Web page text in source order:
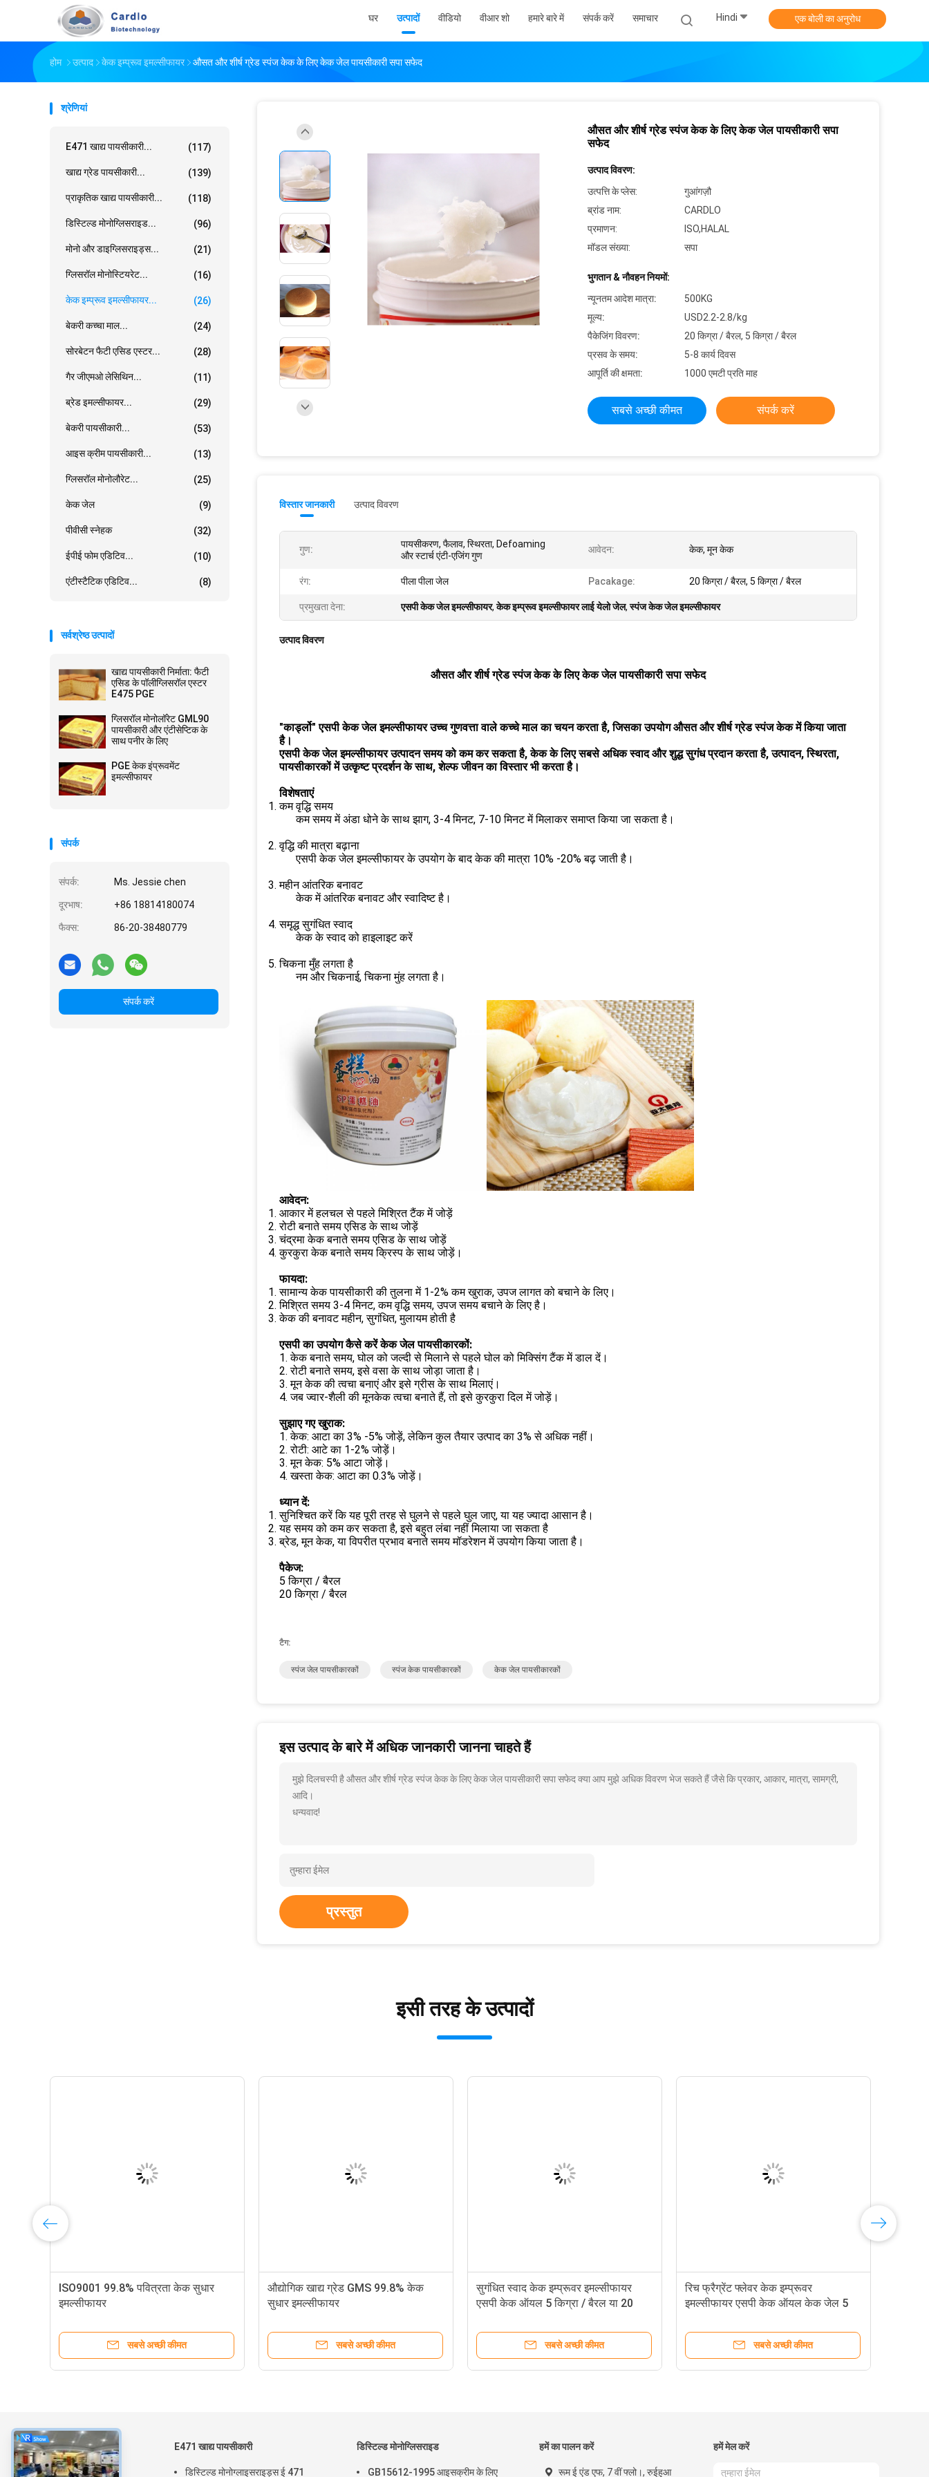
घर उत्पादों वीडियो वीआर शो हमारे बारे में संपर्क करें समाचार Hindi एक बोली का अनुरोध
होम उत्पाद केक इम्प्रूव इमल्सीफायर औसत और शीर्ष ग्रेड स्पंज केक के लिए केक जेल पायसीकारी सपा सफेद
श्रेणियां
E471 खाद्य पायसीकारी... (117)
खाद्य ग्रेड पायसीकारी... (139)
प्राकृतिक खाद्य पायसीकारी... (118)
डिस्टिल्ड मोनोग्लिसराइड... (96)
मोनो और डाइग्लिसराइड्स... (21)
ग्लिसरॉल मोनोस्टियरेट... (16)
केक इम्प्रूव इमल्सीफायर... (26)
बेकरी कच्चा माल... (24)
सोरबेटन फैटी एसिड एस्टर... (28)
गैर जीएमओ लेसिथिन... (11)
ब्रेड इमल्सीफायर... (29)
बेकरी पायसीकारी... (53)
आइस क्रीम पायसीकारी... (13)
ग्लिसरॉल मोनोलौरेट... (25)
केक जेल (9)
पीवीसी स्नेहक (32)
ईपीई फोम एडिटिव... (10)
एंटीस्टैटिक एडिटिव... (8)
सर्वश्रेष्ठ उत्पादों
खाद्य पायसीकारी निर्माता: फैटी
एसिड के पॉलीग्लिसरॉल एस्टर
E475 PGE
ग्लिसरॉल मोनोलॉरेट GML90
पायसीकारी और एंटीसेप्टिक के
साथ पनीर के लिए
PGE केक इंप्रूवमेंट
इमल्सीफायर
संपर्क
संपर्क: Ms. Jessie chen
दूरभाष: +86 18814180074
फैक्स: 86-20-38480779
संपर्क करें
औसत और शीर्ष ग्रेड स्पंज केक के लिए केक जेल पायसीकारी सपा
सफेद
उत्पाद विवरण:
उत्पत्ति के प्लेस:
गुआंगज़ौ
ब्रांड नाम:
CARDLO
प्रमाणन:
ISO,HALAL
मॉडल संख्या:
सपा
भुगतान & नौवहन नियमों:
न्यूनतम आदेश मात्रा:
500KG
मूल्य:
USD2.2-2.8/kg
पैकेजिंग विवरण:
20 किग्रा / बैरल, 5 किग्रा / बैरल
प्रसव के समय:
5-8 कार्य दिवस
आपूर्ति की क्षमता:
1000 एमटी प्रति माह
सबसे अच्छी कीमत संपर्क करें
विस्तार जानकारी उत्पाद विवरण
गुण:
पायसीकरण, फैलाव, स्थिरता, Defoaming
और स्टार्च एंटी-एजिंग गुण
आवेदन: केक, मून केक
रंग: पीला पीला जेल Pacakage: 20 किग्रा / बैरल, 5 किग्रा / बैरल
प्रमुखता देना: एसपी केक जेल इमल्सीफायर,केक इम्प्रूव इमल्सीफायर लाई येलो जेल,स्पंज केक जेल इमल्सीफायर
उत्पाद विवरण
औसत और शीर्ष ग्रेड स्पंज केक के लिए केक जेल पायसीकारी सपा सफेद
"कार्ड्लो" एसपी केक जेल इमल्सीफायर उच्च गुणवत्ता वाले कच्चे माल का चयन करता है, जिसका उपयोग औसत और शीर्ष ग्रेड स्पंज केक में किया जाता
है।
एसपी केक जेल इमल्सीफायर उत्पादन समय को कम कर सकता है, केक के लिए सबसे अधिक स्वाद और शुद्ध सुगंध प्रदान करता है, उत्पादन, स्थिरता,
पायसीकारकों में उत्कृष्ट प्रदर्शन के साथ, शेल्फ जीवन का विस्तार भी करता है।
विशेषताएं
कम वृद्धि समय
कम समय में अंडा धोने के साथ झाग, 3-4 मिनट, 7-10 मिनट में मिलाकर समाप्त किया जा सकता है।
वृद्धि की मात्रा बढ़ाना
एसपी केक जेल इमल्सीफायर के उपयोग के बाद केक की मात्रा 10% -20% बढ़ जाती है।
महीन आंतरिक बनावट
केक में आंतरिक बनावट और स्वादिष्ट है।
समृद्ध सुगंधित स्वाद
केक के स्वाद को हाइलाइट करें
चिकना मुँह लगता है
नम और चिकनाई, चिकना मुंह लगता है।
आवेदन:
आकार में हलचल से पहले मिश्रित टैंक में जोड़ें
रोटी बनाते समय एसिड के साथ जोड़ें
चंद्रमा केक बनाते समय एसिड के साथ जोड़ें
कुरकुरा केक बनाते समय क्रिस्प के साथ जोड़ें।
फायदा:
सामान्य केक पायसीकारी की तुलना में 1-2% कम खुराक, उपज लागत को बचाने के लिए।
मिश्रित समय 3-4 मिनट, कम वृद्धि समय, उपज समय बचाने के लिए है।
केक की बनावट महीन, सुगंधित, मुलायम होती है
एसपी का उपयोग कैसे करेंकेक जेल पायसीकारकों:
1. केक बनाते समय, घोल को जल्दी से मिलाने से पहले घोल को मिक्सिंग टैंक में डाल दें।
2. रोटी बनाते समय, इसे वसा के साथ जोड़ा जाता है।
3. मून केक की त्वचा बनाएं और इसे ग्रीस के साथ मिलाएं।
4. जब ज्वार-शैली की मूनकेक त्वचा बनाते हैं, तो इसे कुरकुरा दिल में जोड़ें।
सुझाए गए खुराक:
1. केक: आटा का 3% -5% जोड़ें, लेकिन कुल तैयार उत्पाद का 3% से अधिक नहीं।
2. रोटी: आटे का 1-2% जोड़ें।
3. मून केक: 5% आटा जोड़ें।
4. खस्ता केक: आटा का 0.3% जोड़ें।
ध्यान दें:
सुनिश्चित करें कि यह पूरी तरह से घुलने से पहले घुल जाए, या यह ज्यादा आसान है।
यह समय को कम कर सकता है, इसे बहुत लंबा नहीं मिलाया जा सकता है
ब्रेड, मून केक, या विपरीत प्रभाव बनाते समय मॉडरेशन में उपयोग किया जाता है।
पैकेज:
5 किग्रा / बैरल
20 किग्रा / बैरल
टैग:
स्पंज जेल पायसीकारकों स्पंज केक पायसीकारकों केक जेल पायसीकारकों
इस उत्पाद के बारे में अधिक जानकारी जानना चाहते हैं
मुझे दिलचस्पी है औसत और शीर्ष ग्रेड स्पंज केक के लिए केक जेल पायसीकारी सपा सफेद क्या आप मुझे अधिक विवरण भेज सकते हैं जैसे कि प्रकार, आकार, मात्रा, सामग्री,
आदि।
धन्यवाद!
प्रस्तुत
इसी तरह के उत्पादों
ग्लाइसेरिल स्टीयरेट ई 471 जीएमएस केक
इम्प्रूव इमल्सीफायर
सबसे अच्छी कीमत
ISO9001 99.8% पवित्रता केक सुधार
इमल्सीफायर
सबसे अच्छी कीमत
औद्योगिक खाद्य ग्रेड GMS 99.8% केक
सुधार इमल्सीफायर
सबसे अच्छी कीमत
सुगंधित स्वाद केक इम्प्रूवर इमल्सीफायर
एसपी केक ऑयल 5 किग्रा / बैरल या 20
सबसे अच्छी कीमत
के बारे में
घर
E471 खाद्य पायसीकारी
डिस्टिल्ड मोनोग्लाइसराइड्स ई 471
डिस्टिल्ड मोनोग्लिसराइड
GB15612-1995 आइसक्रीम के लिए
हमें का पालन करें
रूम ई एंड एफ, 7 वीं फ्लो।, रुईहुआ
हमें मेल करें